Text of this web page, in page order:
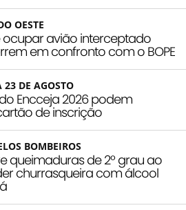
OESTE
ocupar avião interceptado
em confronto com o BOPE
DE AGOSTO
Encceja 2026 podem
de inscrição
BOMBEIROS
queimaduras de 2º grau ao
churrasqueira com álcool